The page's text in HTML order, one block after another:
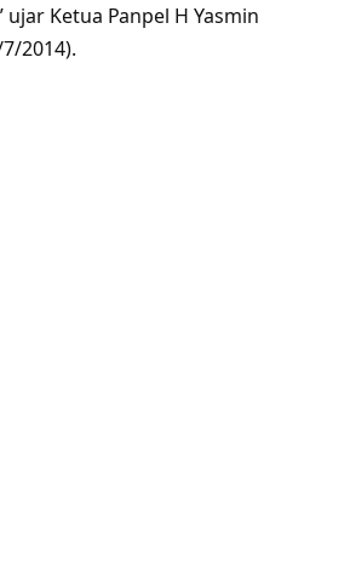
Ketua Panpel H Yasmin
2014).